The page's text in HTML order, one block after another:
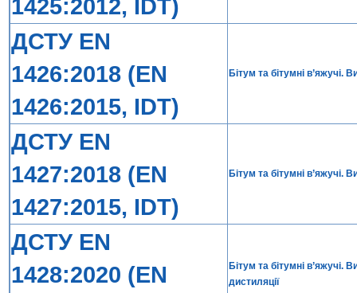
1425:2012, IDT)
ДСТУ EN
1426:2018 (EN
1426:2015, IDT)
Бітум та бітумні в’яжучі.
ДСТУ EN
1427:2018 (EN
1427:2015, IDT)
Бітум та бітумні в’яжучі.
ДСТУ EN
1428:2020 (EN
Бітум та бітумні в’яжучі.
дистиляції